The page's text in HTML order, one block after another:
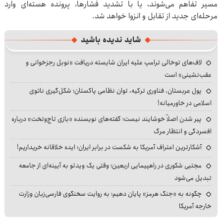
مسیر تفاهم می‌شوند، یا با تشدید فشارها، پرونده هسته‌ای وارد
مرحله‌ای جدید از تقابل و انزوا خواهد شد.
شاید ندیده باشید
لاف‌های توخالی ترامپ علیه ایران شایسته دریافت «نوبل رجزخوانی و
عقب‌نشینی» است
پول عربستان، فناوری ترکیه، توان نظامی پاکستان؛ شکل‌گیری ناتوی
اسلامی در خاورمیانه!
پیر شدن اصلاً خوشایند نیست؛ گفته‌های نویسنده «بازی تاج‌وتخت» درباره
افسردگی و انتظار مرگ
آشکارترین اعتراف آمریکا به شکست در برابر ایران؛ ایده خلاقانه خریداریم!
مجتبی شکوری در راهپیمایی اربعین؛ وقتی یک ویدئو به آیینه‌ای از جامعه
تبدیل می‌شود
چگونه به «جنگ هرمز» پایان دهیم؛ به روایت سخنگوی فارسی‌زبان وزارت
خارجه آمریکا